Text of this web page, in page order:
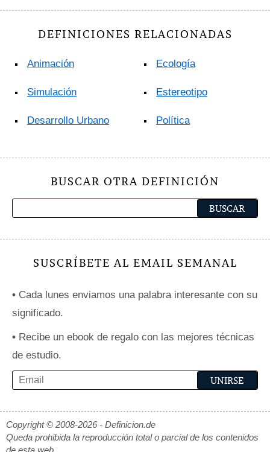
DEFINICIONES RELACIONADAS
Animación
Simulación
Desarrollo Urbano
Ecología
Estereotipo
Política
BUSCAR OTRA DEFINICIÓN
SUSCRÍBETE AL EMAIL SEMANAL
• Cada lunes enviamos una palabra interesante con su
significado.
• Recibe un ebook de regalo con las mejores técnicas
de estudio.
Copyright © 2008-2026 - Definicion.de
Queda prohibida la reproducción total o parcial de los contenidos
de esta web